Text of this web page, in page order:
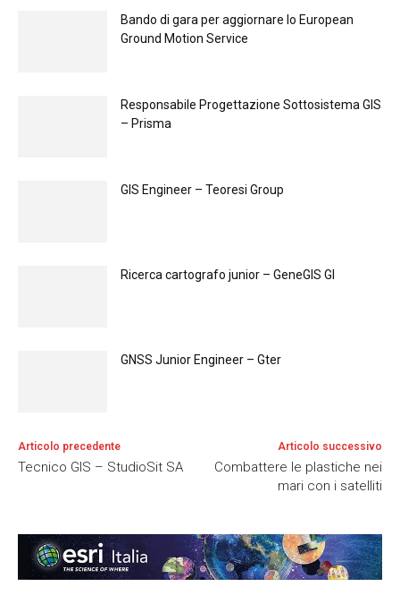
Bando di gara per aggiornare lo European
Ground Motion Service
Responsabile Progettazione Sottosistema GIS
– Prisma
GIS Engineer – Teoresi Group
Ricerca cartografo junior – GeneGIS GI
GNSS Junior Engineer – Gter
Articolo precedente
Tecnico GIS – StudioSit SA
Articolo successivo
Combattere le plastiche nei
mari con i satelliti